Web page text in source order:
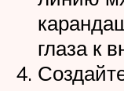
глаза к